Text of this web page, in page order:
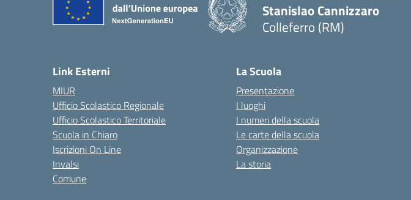
Stanislao Cannizzaro
Colleferro (RM)
Link Esterni
MIUR
Ufficio Scolastico Regionale
Ufficio Scolastico Territoriale
Scuola in Chiaro
Iscrizioni On Line
Invalsi
Comune
La Scuola
Presentazione
I luoghi
I numeri della scuola
Le carte della scuola
Organizzazione
La storia